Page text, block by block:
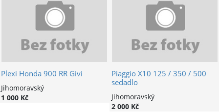
Plexi Honda 900 RR Givi
Jihomoravský
1 000 Kč
Piaggio X10 125 / 350 / 500
sedadlo
Jihomoravský
2 000 Kč